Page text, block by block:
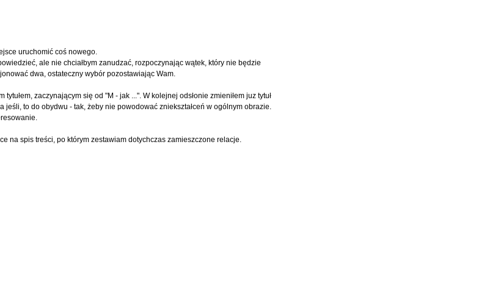
uruchomić coś nowego.
ale nie chciałbym zanudzać, rozpoczynając wątek, który nie będzie
dwa, ostateczny wybór pozostawiając Wam.
zaczynającym się od "M - jak ...". W kolejnej odsłonie zmieniłem juz tytuł
jeśli, to do obydwu - tak, żeby nie powodować zniekształceń w ogólnym obrazie.
na spis treści, po którym zestawiam dotychczas zamieszczone relacje.